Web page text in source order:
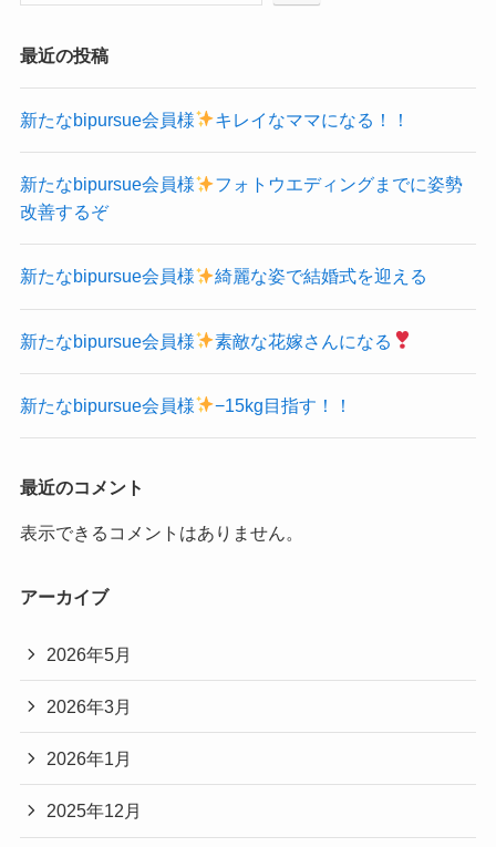
最近の投稿
新たなbipursue会員様 キレイなママになる！！
新たなbipursue会員様
フォトウエディングまでに姿勢
改善するぞ
新たなbipursue会員様 綺麗な姿で結婚式を迎える
新たなbipursue会員様 素敵な花嫁さんになる
新たなbipursue会員様 −15kg目指す！！
最近のコメント
表示できるコメントはありません。
アーカイブ
2026年5月
2026年3月
2026年1月
2025年12月